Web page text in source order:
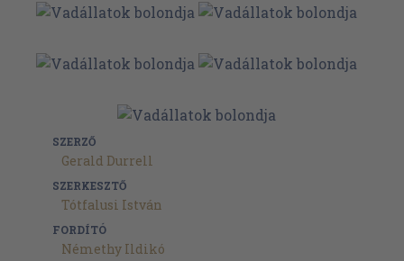
SZERZŐ
Gerald Durrell
SZERKESZTŐ
Tótfalusi István
FORDÍTÓ
Némethy Ildikó